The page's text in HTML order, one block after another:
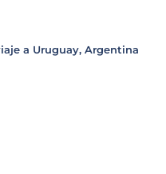
a Uruguay, Argentina